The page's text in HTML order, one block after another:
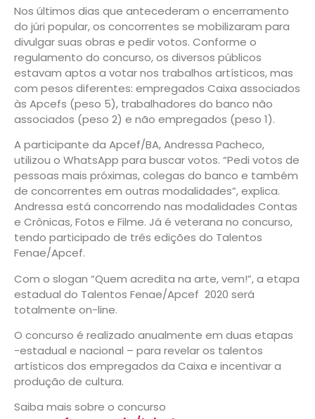
Nos últimos dias que antecederam o encerramento
do júri popular, os concorrentes se mobilizaram para
divulgar suas obras e pedir votos. Conforme o
regulamento do concurso, os diversos públicos
estavam aptos a votar nos trabalhos artísticos, mas
com pesos diferentes: empregados Caixa associados
às Apcefs (peso 5), trabalhadores do banco não
associados (peso 2) e não empregados (peso 1).
A participante da Apcef/BA, Andressa Pacheco,
utilizou o WhatsApp para buscar votos. “Pedi votos de
pessoas mais próximas, colegas do banco e também
de concorrentes em outras modalidades”, explica.
Andressa está concorrendo nas modalidades Contas
e Crônicas, Fotos e Filme. Já é veterana no concurso,
tendo participado de três edições do Talentos
Fenae/Apcef.
Com o slogan “Quem acredita na arte, vem!”, a etapa
estadual do Talentos Fenae/Apcef 2020 será
totalmente on-line.
O concurso é realizado anualmente em duas etapas
-estadual e nacional – para revelar os talentos
artísticos dos empregados da Caixa e incentivar a
produção de cultura.
Saiba mais sobre o concurso